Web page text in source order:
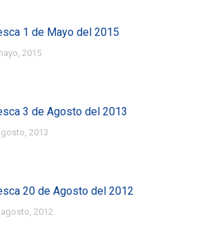
1 de Mayo del 2015
2015
3 de Agosto del 2013
2013
20 de Agosto del 2012
2012